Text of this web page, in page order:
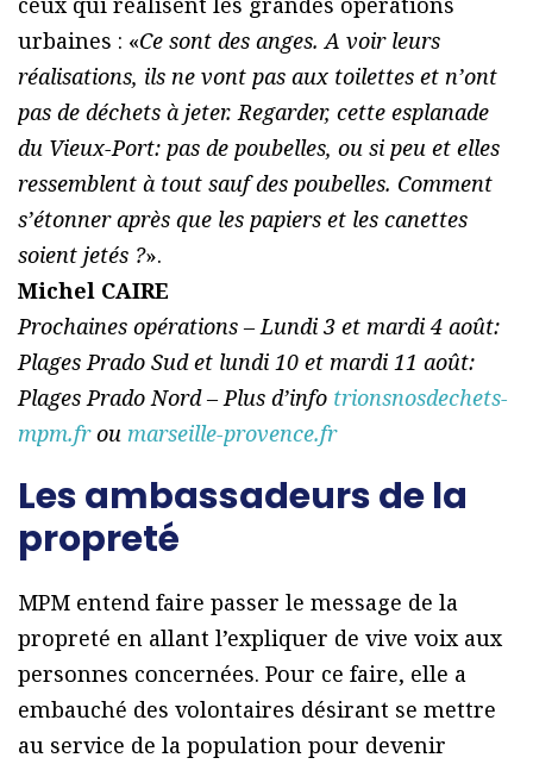
urbaines : «Ce sont des anges. A voir leurs
réalisations, ils ne vont pas aux toilettes et n’ont
pas de déchets à jeter. Regarder, cette esplanade
du Vieux-Port: pas de poubelles, ou si peu et elles
ressemblent à tout sauf des poubelles. Comment
s’étonner après que les papiers et les canettes
soient jetés ?».
Michel CAIRE
Prochaines opérations – Lundi 3 et mardi 4 août:
Plages Prado Sud et lundi 10 et mardi 11 août:
Plages Prado Nord – Plus d’info trionsnosdechets-
mpm.frou marseille-provence.fr
Les ambassadeurs de la
propreté
MPM entend faire passer le message de la
propreté en allant l’expliquer de vive voix aux
personnes concernées. Pour ce faire, elle a
embauché des volontaires désirant se mettre
au service de la population pour devenir